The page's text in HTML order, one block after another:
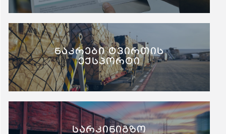
ნაკრები ტვირთის
ექსპორტი
სარკინიგზო